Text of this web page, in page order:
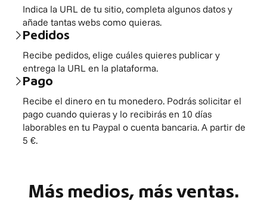
Indica la URL de tu sitio, completa algunos datos y
añade tantas webs como quieras.
Pedidos
Recibe pedidos, elige cuáles quieres publicar y
entrega la URL en la plataforma.
Pago
Recibe el dinero en tu monedero. Podrás solicitar el
pago cuando quieras y lo recibirás en 10 días
laborables en tu Paypal o cuenta bancaria. A partir de
5 €.
Más medios, más ventas.